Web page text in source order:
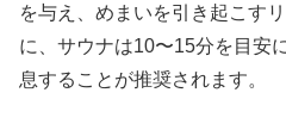
を与え、めまいを引き起こす
に、サウナは10〜15分を目安
息することが推奨されます。